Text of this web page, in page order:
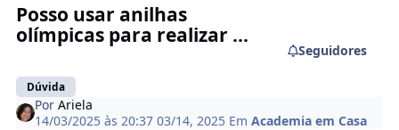
Posso usar anilhas
olímpicas para realizar ...
Dúvida
Seguidores
PorAriela
14/03/2025 às 20:3703/14, 2025 EmAcademia em Casa